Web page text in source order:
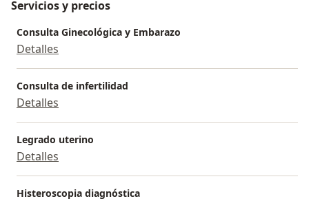
Servicios y precios
Consulta Ginecológica y Embarazo
Detalles
Consulta de infertilidad
Detalles
Legrado uterino
Detalles
Histeroscopia diagnóstica